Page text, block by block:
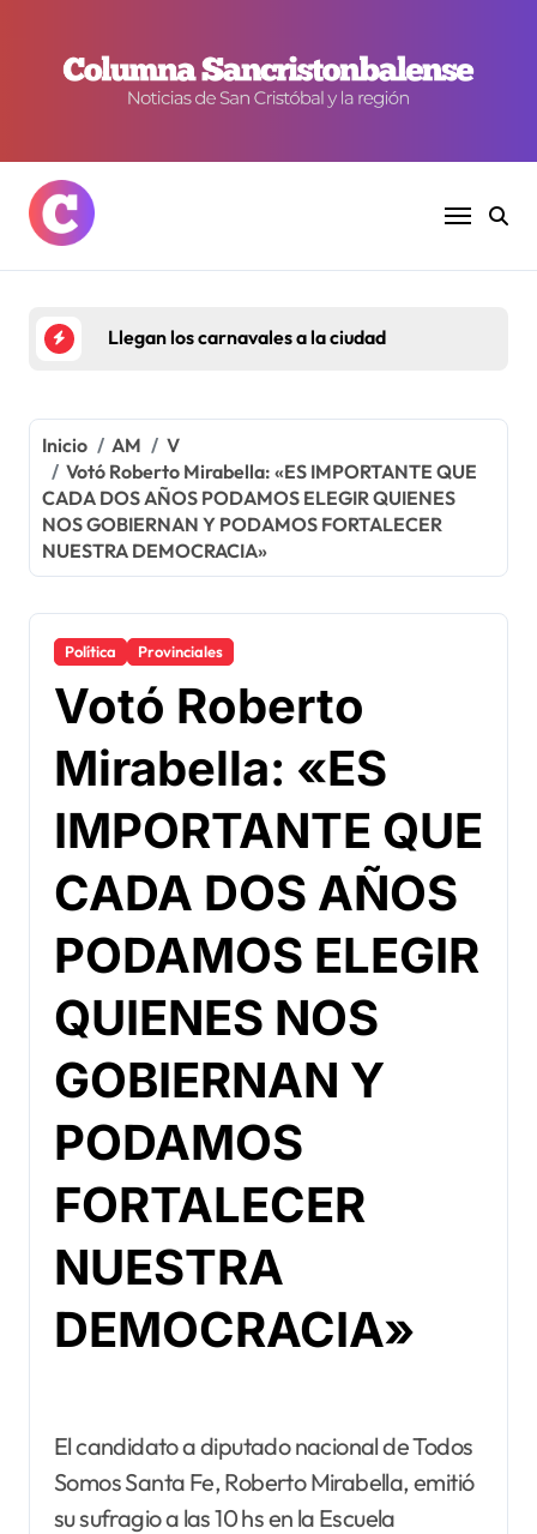
contenido
Llegan los carnavales a la ciudad
Inicio AM
V
Votó Roberto Mirabella: «ES IMPORTANTE QUE
CADA DOS AÑOS PODAMOS ELEGIR QUIENES
NOS GOBIERNAN Y PODAMOS FORTALECER
NUESTRA DEMOCRACIA»
Política Provinciales
Votó Roberto
Mirabella: «ES
IMPORTANTE QUE
CADA DOS AÑOS
PODAMOS ELEGIR
QUIENES NOS
GOBIERNAN Y
PODAMOS
FORTALECER
NUESTRA
DEMOCRACIA»
El candidato a diputado nacional de Todos
Somos Santa Fe, Roberto Mirabella, emitió
su sufragio a las 10 hs en la Escuela